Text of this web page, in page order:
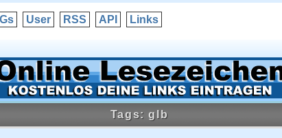
User RSS API Links
Tags: glb